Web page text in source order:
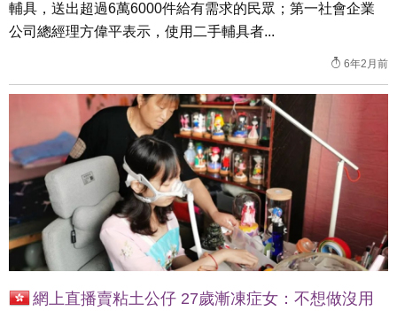
輔具，送出超過6萬6000件給有需求的民眾；第一社會企業
公司總經理方偉平表示，使用二手輔具者...
6年2月前
網上直播賣粘土公仔 27歲漸凍症女：不想做沒用